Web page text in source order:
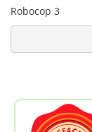
Robocop 3